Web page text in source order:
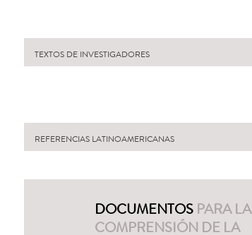
TEXTOS DE INVESTIGADORES
REFERENCIAS LATINOAMERICANAS
DOCUMENTOSPARA LA
COMPRENSIÓN DE LA